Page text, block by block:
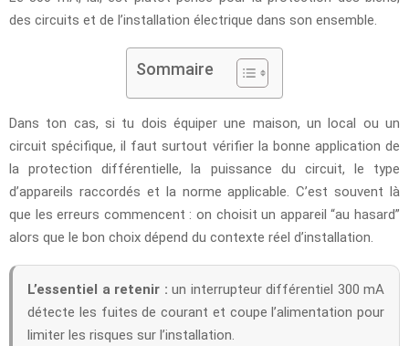
des circuits et de l’installation électrique dans son ensemble.
Sommaire
Dans ton cas, si tu dois équiper une maison, un local ou un
circuit spécifique, il faut surtout vérifier la bonne application de
la protection différentielle, la puissance du circuit, le type
d’appareils raccordés et la norme applicable. C’est souvent là
que les erreurs commencent : on choisit un appareil “au hasard”
alors que le bon choix dépend du contexte réel d’installation.
L’essentiel a retenir : un interrupteur différentiel 300 mA
détecte les fuites de courant et coupe l’alimentation pour
limiter les risques sur l’installation.